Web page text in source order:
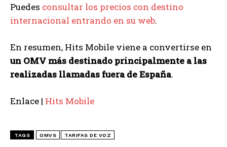
Puedes consultar los precios con destino
internacional entrando en su web.
En resumen, Hits Mobile viene a convertirse en
un OMV más destinado principalmente a las
realizadas llamadas fuera de España.
Enlace | Hits Mobile
TAGS OMVS TARIFAS DE VOZ